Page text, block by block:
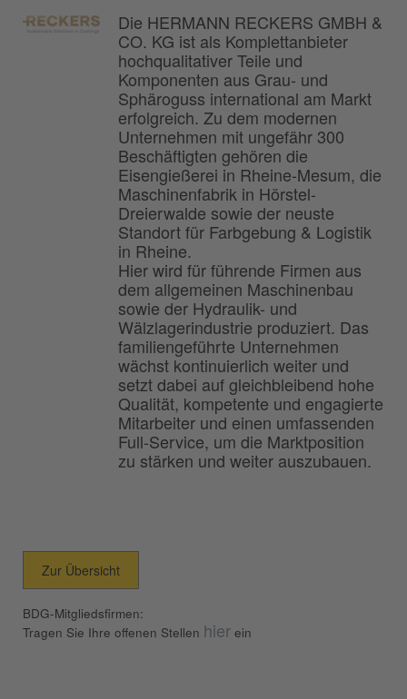
Die HERMANN RECKERS GMBH &
CO. KG ist als Komplettanbieter
hochqualitativer Teile und
Komponenten aus Grau- und
Sphäroguss international am Markt
erfolgreich. Zu dem modernen
Unternehmen mit ungefähr 300
Beschäftigten gehören die
Eisengießerei in Rheine-Mesum, die
Maschinenfabrik in Hörstel-
Dreierwalde sowie der neuste
Standort für Farbgebung & Logistik
in Rheine.
Hier wird für führende Firmen aus
dem allgemeinen Maschinenbau
sowie der Hydraulik- und
Wälzlagerindustrie produziert. Das
familiengeführte Unternehmen
wächst kontinuierlich weiter und
setzt dabei auf gleichbleibend hohe
Qualität, kompetente und engagierte
Mitarbeiter und einen umfassenden
Full-Service, um die Marktposition
zu stärken und weiter auszubauen.
Zur Übersicht
BDG-Mitgliedsfirmen:
Tragen Sie Ihre offenen Stellen hier ein